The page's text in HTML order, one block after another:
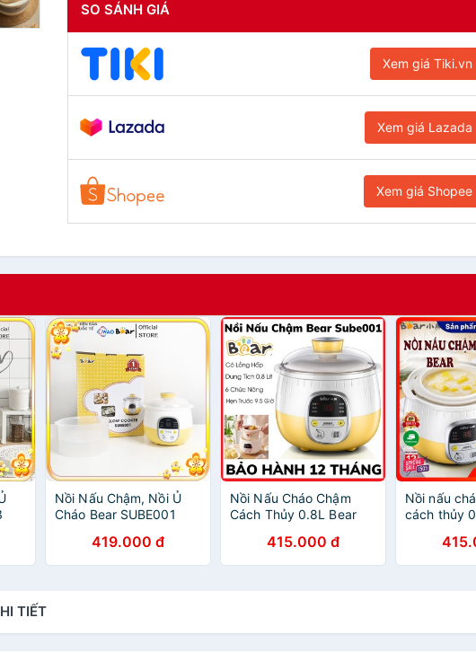
SO SÁNH GIÁ
Xem giá Tiki.vn
Xem giá Lazada
Xem giá Shopee
Nồi Nấu Chậm, Nồi Ủ
Cháo Bear SUBE001
Hãng Bảo Hành 12
Tháng
419.000 đ
Nồi Nấu Cháo Chậm
Cách Thủy 0.8L Bear
Bộ Dưỡng Chất Trong
Thực Phẩm Cho Bé Hấp
415.000 đ
Nồi nấu
cách thủy
TẾ-Lưu trừ
dưỡng
TIẾT